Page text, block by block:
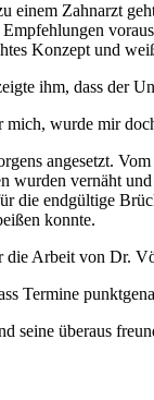
einem Zahnarzt
Konzept und
ihm, dass der
wurde mir
angesetzt.
wurden vernäht
die endgültige
konnte.
Arbeit von Dr.
Termine
seine überaus